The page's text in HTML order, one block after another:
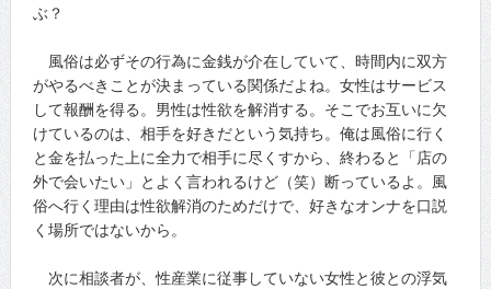
ぶ？
風俗は必ずその行為に金銭が介在していて、時間内に双方
がやるべきことが決まっている関係だよね。女性はサービス
して報酬を得る。男性は性欲を解消する。そこでお互いに欠
けているのは、相手を好きだという気持ち。俺は風俗に行く
と金を払った上に全力で相手に尽くすから、終わると「店の
外で会いたい」とよく言われるけど（笑）断っているよ。風
俗へ行く理由は性欲解消のためだけで、好きなオンナを口説
く場所ではないから。
次に相談者が、性産業に従事していない女性と彼との浮気